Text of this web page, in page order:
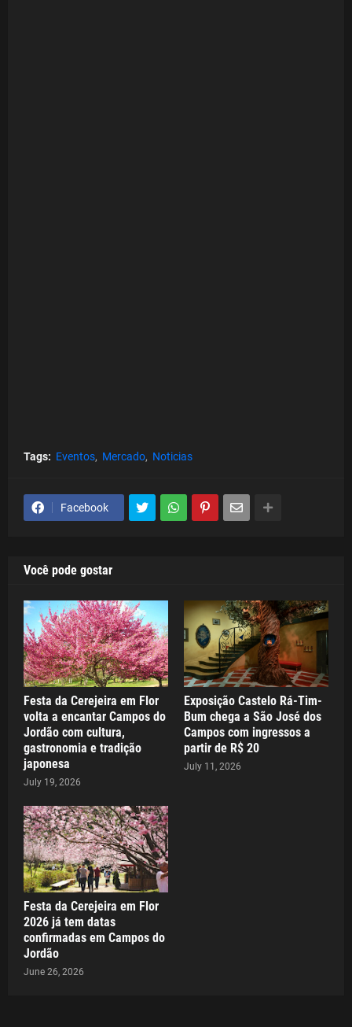
Tags: Eventos Mercado Noticias
Facebook
Você pode gostar
Festa da Cerejeira em Flor
volta a encantar Campos do
Jordão com cultura,
gastronomia e tradição
japonesa
July 19, 2026
Exposição Castelo Rá-Tim-
Bum chega a São José dos
Campos com ingressos a
partir de R$ 20
July 11, 2026
Festa da Cerejeira em Flor
2026 já tem datas
confirmadas em Campos do
Jordão
June 26, 2026